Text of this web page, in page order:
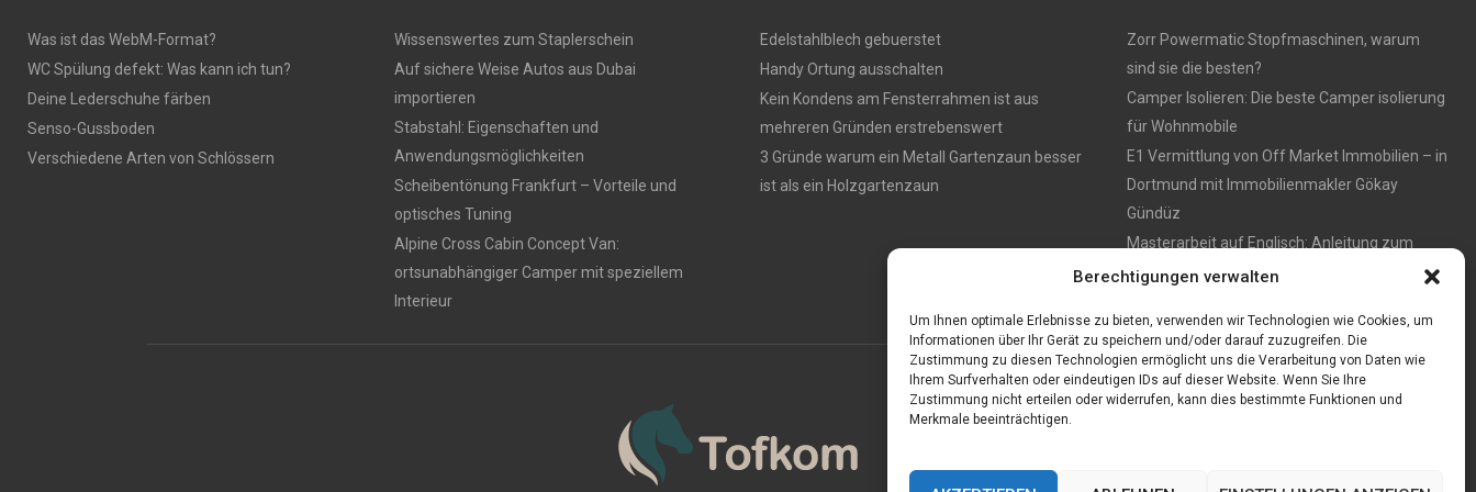
Berechtigungen verwalten
Um Ihnen optimale Erlebnisse zu bieten, verwenden wir Technologien wie Cookies, um
Informationen über Ihr Gerät zu speichern und/oder darauf zuzugreifen. Die
Zustimmung zu diesen Technologien ermöglicht uns die Verarbeitung von Daten wie
Ihrem Surfverhalten oder eindeutigen IDs auf dieser Website. Wenn Sie Ihre
Zustimmung nicht erteilen oder widerrufen, kann dies bestimmte Funktionen und
Merkmale beeinträchtigen.
Was ist das WebM-Format?
WC Spülung defekt: Was kann ich tun?
Deine Lederschuhe färben
Senso-Gussboden
Verschiedene Arten von Schlössern
Wissenswertes zum Staplerschein
Auf sichere Weise Autos aus Dubai
importieren
Stabstahl: Eigenschaften und
Anwendungsmöglichkeiten
Scheibentönung Frankfurt – Vorteile und
optisches Tuning
Alpine Cross Cabin Concept Van:
ortsunabhängiger Camper mit speziellem
Interieur
Edelstahlblech gebuerstet
Handy Ortung ausschalten
Kein Kondens am Fensterrahmen ist aus
mehreren Gründen erstrebenswert
3 Gründe warum ein Metall Gartenzaun besser
ist als ein Holzgartenzaun
Zorr Powermatic Stopfmaschinen, warum
sind sie die besten?
Camper Isolieren: Die beste Camper isolierung
für Wohnmobile
E1 Vermittlung von Off Market Immobilien – in
Dortmund mit Immobilienmakler Gökay
Gündüz
Masterarbeit auf Englisch: Anleitung zum
Verfassen